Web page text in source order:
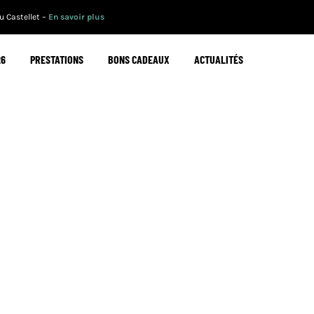
Castellet – En savoir plus
PRESTATIONS BONS CADEAUX ACTUALITÉS